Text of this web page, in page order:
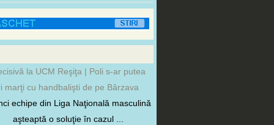
la UCM Reşiţa | Poli s-ar putea
marţi cu handbalişti de pe Bârzava
echipe din Liga Naţională masculină
aşteaptă o soluţie în cazul ...